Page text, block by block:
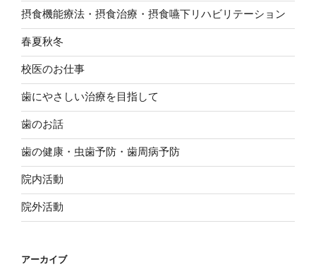
摂食機能療法・摂食治療・摂食嚥下リハビリテーション
春夏秋冬
校医のお仕事
歯にやさしい治療を目指して
歯のお話
歯の健康・虫歯予防・歯周病予防
院内活動
院外活動
アーカイブ